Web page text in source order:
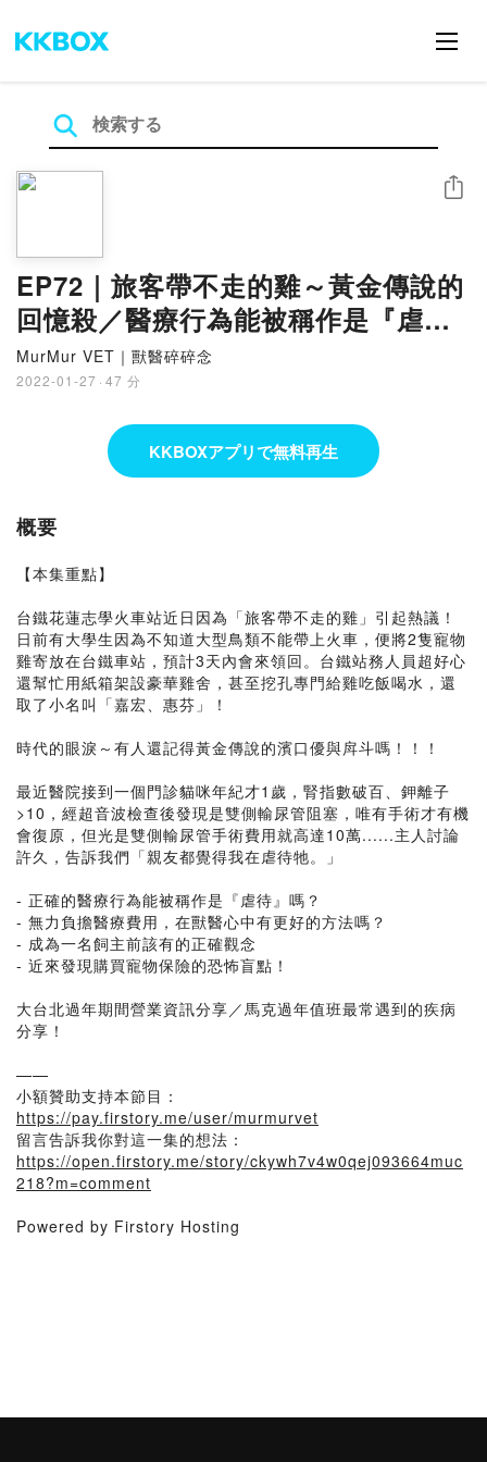
EP72｜旅客帶不走的雞～黃金傳說的
回憶殺／醫療行為能被稱作是『虐
待』嗎？
MurMur VET｜獸醫碎碎念
2022-01-27 · 47 分
シェア
KKBOXアプリで無料再生
概要
【本集重點】
台鐵花蓮志學火車站近日因為「旅客帶不走的雞」引起熱議！
日前有大學生因為不知道大型鳥類不能帶上火車，便將2隻寵物
雞寄放在台鐵車站，預計3天內會來領回。台鐵站務人員超好心
還幫忙用紙箱架設豪華雞舍，甚至挖孔專門給雞吃飯喝水，還
取了小名叫「嘉宏、惠芬」！
時代的眼淚～有人還記得黃金傳說的濱口優與戽斗嗎！！！
最近醫院接到一個門診貓咪年紀才1歲，腎指數破百、鉀離子
>10，經超音波檢查後發現是雙側輸尿管阻塞，唯有手術才有機
會復原，但光是雙側輸尿管手術費用就高達10萬......主人討論
許久，告訴我們「親友都覺得我在虐待牠。」
- 正確的醫療行為能被稱作是『虐待』嗎？
- 無力負擔醫療費用，在獸醫心中有更好的方法嗎？
- 成為一名飼主前該有的正確觀念
- 近來發現購買寵物保險的恐怖盲點！
大台北過年期間營業資訊分享／馬克過年值班最常遇到的疾病
分享！
——
小額贊助支持本節目：
https://pay.firstory.me/user/murmurvet
留言告訴我你對這一集的想法：
https://open.firstory.me/story/ckywh7v4w0qej093664muc
218?m=comment
Powered by Firstory Hosting